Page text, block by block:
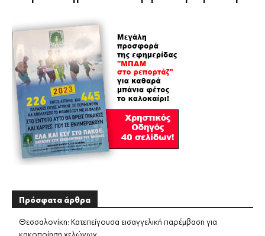
Πρόσφατα άρθρα
Θεσσαλονίκη: Κατεπείγουσα εισαγγελική παρέμβαση για